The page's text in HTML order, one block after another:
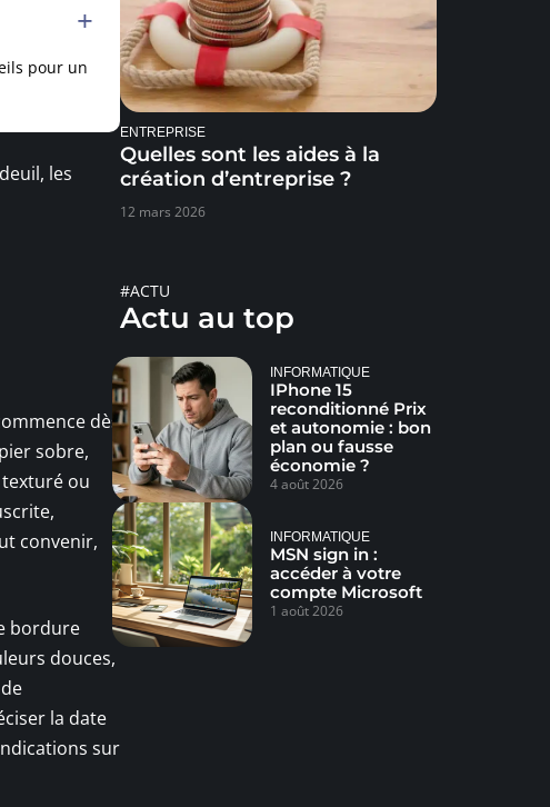
pour un
les
dès
sobre,
ou
convenir,
bordure
douces,
la date
sur
ENTREPRISE
Quelles sont les aides à la
création d’entreprise ?
12 mars 2026
#ACTU
Actu au top
INFORMATIQUE
IPhone 15
reconditionné Prix
et autonomie : bon
plan ou fausse
économie ?
4 août 2026
INFORMATIQUE
MSN sign in :
accéder à votre
compte Microsoft
1 août 2026